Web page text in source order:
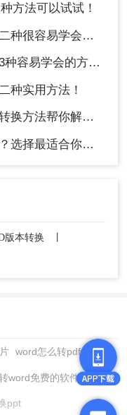
方法可以试试！
易学会的方法！
容易学会的方法!
种实用方法！
方法帮你解决！
合你的高效方法！
版本转换
丨
word怎么转pdf
word免费的软件
ppt